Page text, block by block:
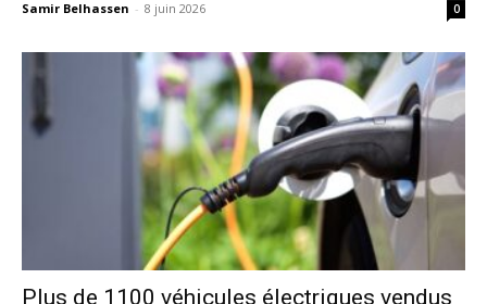
Samir Belhassen - 8 juin 2026 0
Plus de 1100 véhicules électriques vendus